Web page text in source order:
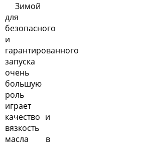
Зимой
для
безопасного
и
гарантированного
запуска
очень
большую
роль
играет
качество и
вязкость
масла в